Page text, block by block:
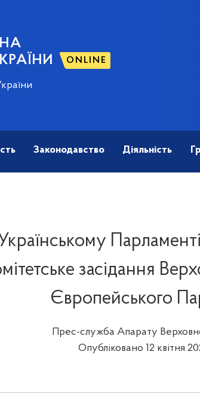
ONLINE
Законодавство Діяльність
засідання
Європейського
Прес-служба Апарату
Опубліковано 12 квітня